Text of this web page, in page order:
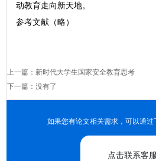
动教育走向新天地。
参考文献（略）
上一篇： 新时代大学生国家安全教育思考
下一篇：没有了
如果您有论文相关需求，可以通过
点击联系客服